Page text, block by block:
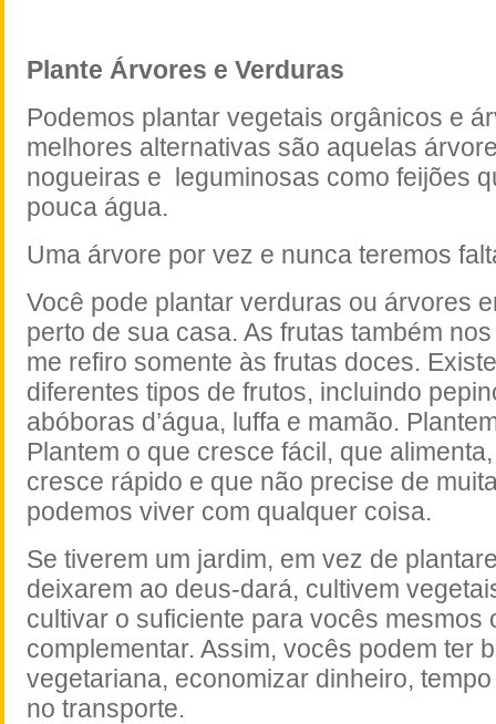
Plante Árvores e Verduras
Podemos plantar vegetais orgânicos e
melhores alternativas são aquelas
nogueiras e leguminosas como feijões
pouca água.
Uma árvore por vez e nunca teremos
Você pode plantar verduras ou árvores
perto de sua casa. As frutas também
me refiro somente às frutas doces.
diferentes tipos de frutos, incluindo
abóboras d’água, luffa e mamão.
Plantem o que cresce fácil, que
cresce rápido e que não precise de
podemos viver com qualquer coisa.
Se tiverem um jardim, em vez de
deixarem ao deus-dará, cultivem
cultivar o suficiente para vocês mesmos
complementar. Assim, vocês podem ter
vegetariana, economizar dinheiro,
no transporte.